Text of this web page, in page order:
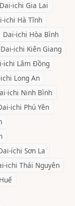
Dai-ichi Gia Lai
ichi Hà Tĩnh
Dai-ichi Hòa Bình
Dai-ichi Kiên Giang
ichi Lâm Đồng
Long An
ichi Ninh Bình
ichi Phú Yên
ichi Sơn La
ichi Thái Nguyên